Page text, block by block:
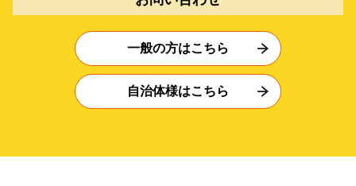
一般の方はこちら
自治体様はこちら